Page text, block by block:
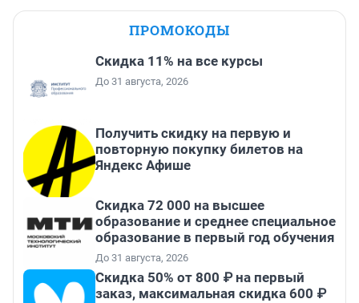
ПРОМОКОДЫ
Скидка 11% на все курсы
До 31 августа, 2026
Получить скидку на первую и
повторную покупку билетов на
Яндекс Афише
Скидка 72 000 на высшее
образование и среднее специальное
образование в первый год обучения
До 31 августа, 2026
Скидка 50% от 800 ₽ на первый
заказ, максимальная скидка 600 ₽